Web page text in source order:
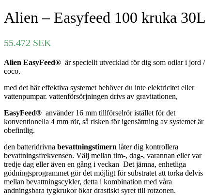
Alien – Easyfeed 100 kruka 30L
55.472 SEK
Alien EasyFeed® är speciellt utvecklad för dig som odlar i jord /
coco.
med det här effektiva systemet behöver du inte elektricitet eller
vattenpumpar. vattenförsörjningen drivs av gravitationen,
EasyFeed® använder 16 mm tillförselrör istället för det
konventionella 4 mm rör, så risken för igensättning av systemet är
obefintlig.
den batteridrivna bevattningstimern låter dig kontrollera
bevattningsfrekvensen. Välj mellan tim-, dag-, varannan eller var
tredje dag eller även en gång i veckan Det jämna, enhetliga
gödningsprogrammet gör det möjligt för substratet att torka delvis
mellan bevattningscykler, detta i kombination med våra
andningsbara tygkrukor ökar drastiskt syret till rotzonen.